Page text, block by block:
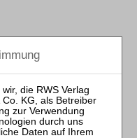
Privat-
41 42 43 44 >